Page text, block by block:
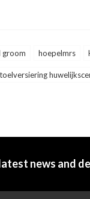
groom hoepelmrs
news and